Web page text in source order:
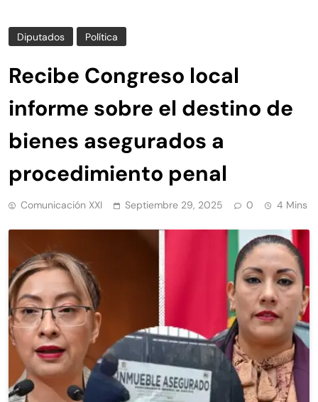
Diputados Política
Recibe Congreso local
informe sobre el destino de
bienes asegurados a
procedimiento penal
Comunicación XXI Septiembre 29, 2025 0 4 Mins